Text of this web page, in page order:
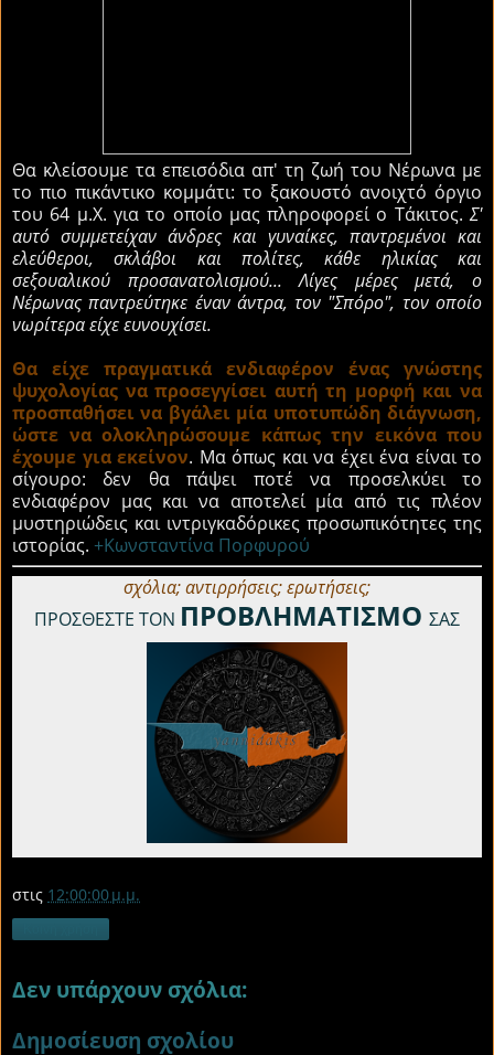
Θα κλείσουμε τα επεισόδια απ' τη ζωή του Νέρωνα με
το πιο πικάντικο κομμάτι: το ξακουστό ανοιχτό όργιο
του 64 μ.Χ. για το οποίο μας πληροφορεί ο Τάκιτος.Σ'
αυτό συμμετείχαν άνδρες και γυναίκες, παντρεμένοι και
ελεύθεροι, σκλάβοι και πολίτες, κάθε ηλικίας και
σεξουαλικού προσανατολισμού... Λίγες μέρες μετά, ο
Νέρωνας παντρεύτηκε έναν άντρα, τον "Σπόρο", τον οποίο
νωρίτερα είχε ευνουχίσει.
Θα είχε πραγματικά ενδιαφέρον ένας γνώστης
ψυχολογίας να προσεγγίσει αυτή τη μορφή και να
προσπαθήσει να βγάλει μία υποτυπώδη διάγνωση,
ώστε να ολοκληρώσουμε κάπως την εικόνα που
έχουμε για εκείνον. Μα όπως και να έχει ένα είναι το
σίγουρο: δεν θα πάψει ποτέ να προσελκύει το
ενδιαφέρον μας και να αποτελεί μία από τις πλέον
μυστηριώδεις και ιντριγκαδόρικες προσωπικότητες της
ιστορίας. +Kωνσταντίνα Πορφυρού
σχόλια; αντιρρήσεις; ερωτήσεις;
ΠΡΟΣΘΕΣΤΕ ΤΟΝ ΠΡΟΒΛΗΜΑΤΙΣΜΟ ΣΑΣ
στις 12:00:00 μ.μ.
Δεν υπάρχουν σχόλια:
Δημοσίευση σχολίου